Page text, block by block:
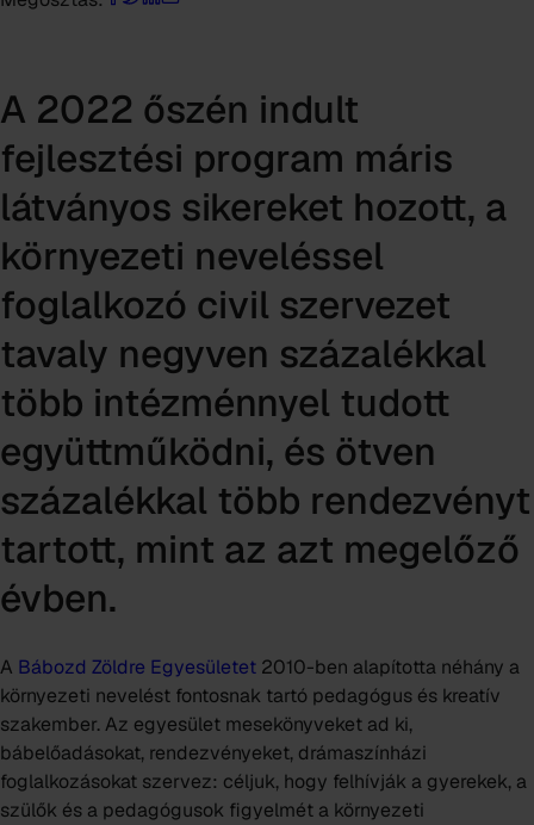
A 2022 őszén indult
fejlesztési program máris
látványos sikereket hozott, a
környezeti neveléssel
foglalkozó civil szervezet
tavaly negyven százalékkal
több intézménnyel tudott
együttműködni, és ötven
százalékkal több rendezvényt
tartott, mint az azt megelőző
évben.
A Bábozd Zöldre Egyesületet 2010-ben alapította néhány a
környezeti nevelést fontosnak tartó pedagógus és kreatív
szakember. Az egyesület mesekönyveket ad ki,
bábelőadásokat, rendezvényeket, drámaszínházi
foglalkozásokat szervez: céljuk, hogy felhívják a gyerekek, a
szülők és a pedagógusok figyelmét a környezeti